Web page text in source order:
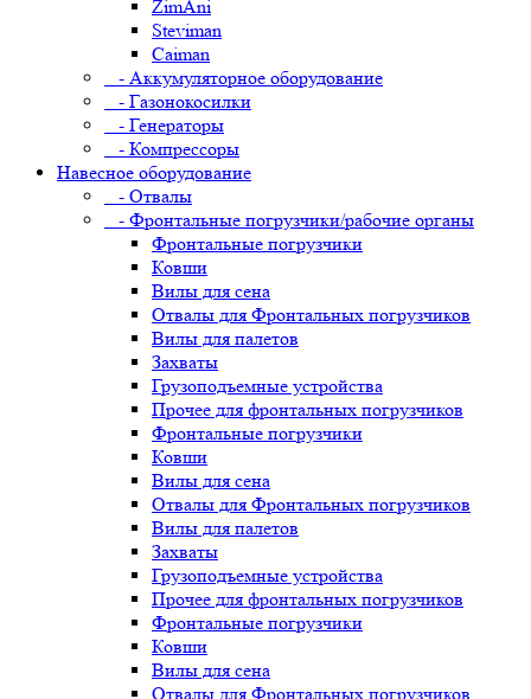
ZimAni
Steviman
Caiman
- Аккумуляторное оборудование
- Газонокосилки
- Генераторы
- Компрессоры
Навесное оборудование
- Отвалы
- Фронтальные погрузчики/рабочие органы
Фронтальные погрузчики
Ковши
Вилы для сена
Отвалы для Фронтальных погрузчиков
Вилы для палетов
Захваты
Грузоподъемные устройства
Прочее для фронтальных погрузчиков
Фронтальные погрузчики
Ковши
Вилы для сена
Отвалы для Фронтальных погрузчиков
Вилы для палетов
Захваты
Грузоподъемные устройства
Прочее для фронтальных погрузчиков
Фронтальные погрузчики
Ковши
Вилы для сена
Отвалы для Фронтальных погрузчиков